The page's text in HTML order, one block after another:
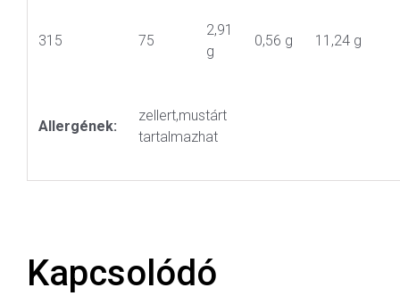
315 75
2,91
g
0,56 g 11,24 g
Allergének:
zellert,mustárt
tartalmazhat
Kapcsolódó